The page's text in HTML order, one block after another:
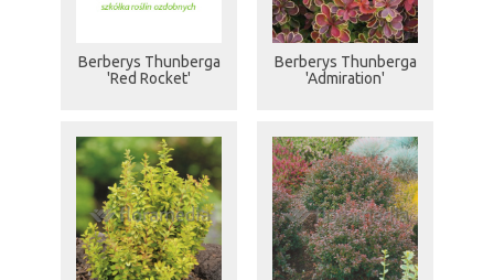
Berberys Thunberga
'Red Rocket'
Berberys Thunberga
'Admiration'